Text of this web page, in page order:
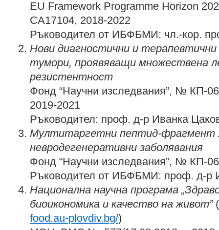
EU Framework Programme Horizon
CA17104, 2018-2022
Ръководител от ИБФБМИ: чл.-кор.
Нови диагностични и
тумори, проявяващи множествена
резистентност
Фонд “Научни изследвания”, № КП-
2019-2021
Ръководител: проф. д-р Иванка
Мултитаргетни пептид-фрагмент
невродегенеративни заболявания
Фонд “Научни изследвания”, № КП-
Ръководител от ИБФБМИ: проф. д-р
Национална научна програма
биоикономика и качество на живот” (
food.au-plovdiv.bg/)